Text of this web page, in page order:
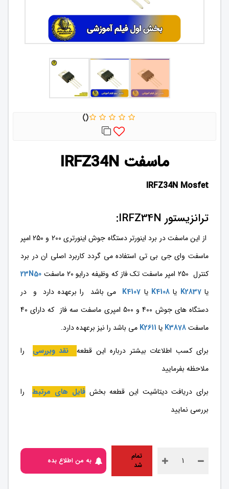
ماسفت IRFZ34N
IRFZ34N Mosfet
ترانزیستور IRFZ34N:
از این ماسفت در برد اینورتر دستگاه جوش اینورتری 200 و 250 امپر
ماسفت وای جی بی تی استفاده می گردد کاربرد اصلی ان در برد
کنترل 250 امپر ماسفت تک فاز که وظیفه درایو 20 ماسفت
23N50
یاK2837 یا K4108 یا K4107 می باشد را برعهده دارد و در
دستگاه های جوش 400 و 500 امپری ماسفت سه فاز که دارای 40
ماسفت
یا می باشد را نیز برعهده دارد.
برای کسب اطلاعات بیشتر درباره این قطعهنقد وبررسی را
ملاحظه بفرمایید
برای دریافت دیتاشیت این قطعه بخشفایل های مرتبطرا
بررسی نمایید
تمام
شد
به من اطلاع بده